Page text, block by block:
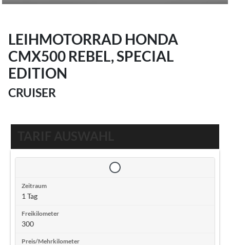
LEIHMOTORRAD HONDA
CMX500 REBEL, SPECIAL
EDITION
CRUISER
1 Tag
300